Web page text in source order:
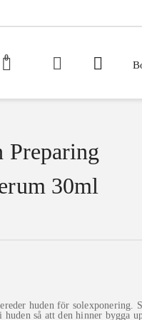
0
Preparing
30ml
huden för solexponering.
så att den hinner bygga